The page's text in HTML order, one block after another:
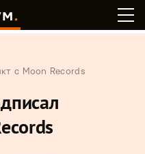
с Moon Records